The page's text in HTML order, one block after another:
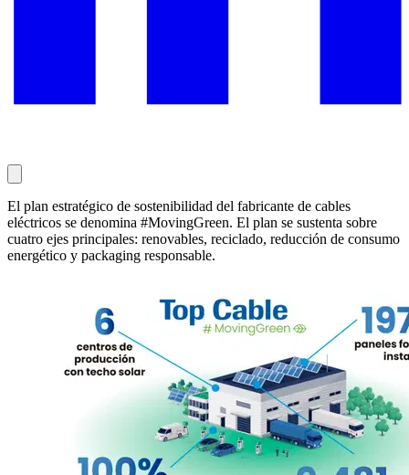
El plan estratégico de sostenibilidad del fabricante de cables
eléctricos se denomina #MovingGreen. El plan se sustenta sobre
cuatro ejes principales: renovables, reciclado, reducción de consumo
energético y packaging responsable.